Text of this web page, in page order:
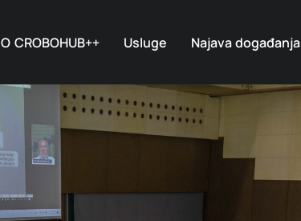
O CROBOHUB++ Usluge Najava događanja